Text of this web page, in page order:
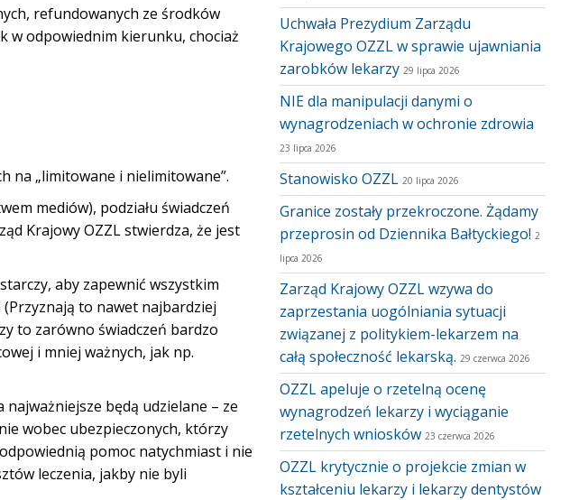
refundowanych ze środków
w odpowiednim kierunku, chociaż
na „limitowane i nielimitowane”.
mediów), podziału świadczeń
Krajowy OZZL stwierdza, że jest
aby zapewnić wszystkim
to nawet najbardziej
to zarówno świadczeń bardzo
i mniej ważnych, jak np.
będą udzielane – ze
wobec ubezpieczonych, którzy
pomoc natychmiast i nie
leczenia, jakby nie byli
Uchwała Prezydium Zarządu
Krajowego OZZL w sprawie ujawniania
zarobków lekarzy 29 lipca 2026
NIE dla manipulacji danymi o
wynagrodzeniach w ochronie zdrowia
23 lipca 2026
Stanowisko OZZL 20 lipca 2026
Granice zostały przekroczone. Żądamy
przeprosin od Dziennika Bałtyckiego! 2
lipca 2026
Zarząd Krajowy OZZL wzywa do
zaprzestania uogólniania sytuacji
związanej z politykiem-lekarzem na
całą społeczność lekarską. 29 czerwca 2026
OZZL apeluje o rzetelną ocenę
wynagrodzeń lekarzy i wyciąganie
rzetelnych wniosków 23 czerwca 2026
OZZL krytycznie o projekcie zmian w
kształceniu lekarzy i lekarzy dentystów